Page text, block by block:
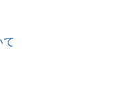
て